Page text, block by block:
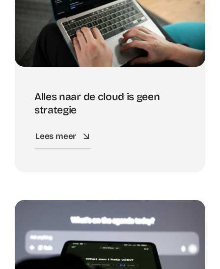
Alles naar de cloud is geen
strategie
Lees meer